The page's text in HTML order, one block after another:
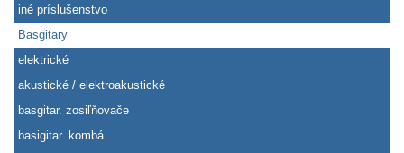
iné príslušenstvo
Basgitary
elektrické
akustické / elektroakustické
basgitar. zosiľňovače
basigitar. kombá